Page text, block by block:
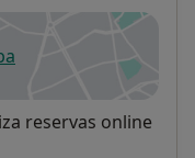
novo separador
reservas online